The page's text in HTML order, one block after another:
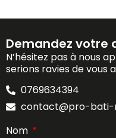
Demandez votre
N’hésitez pas à nous
serions ravies de vous
0769634394
contact@pro-bati-
Nom